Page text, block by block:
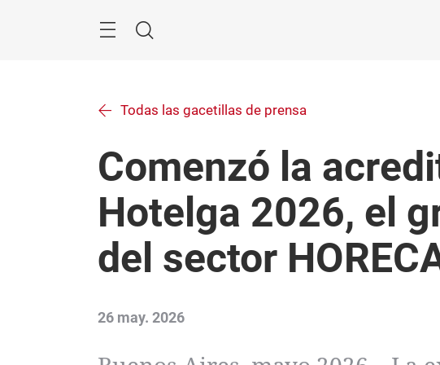
Buscar
Todas las gacetillas de prensa
Comenzó la
Hotelga 2026, el
del sector
26 may. 2026